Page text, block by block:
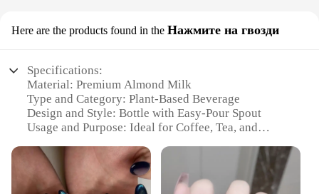
Here are the products found in the Нажмите на гвозди
Specifications:
Material: Premium Almond Milk
Type and Category: Plant-Based Beverage
Design and Style: Bottle with Easy-Pour Spout
Usage and Purpose: Ideal for Coffee, Tea, and
Typical Adaptive Scenario: Suitable for Various
Dietary Needs
Shape or Size or Weight or Quantity: Available in